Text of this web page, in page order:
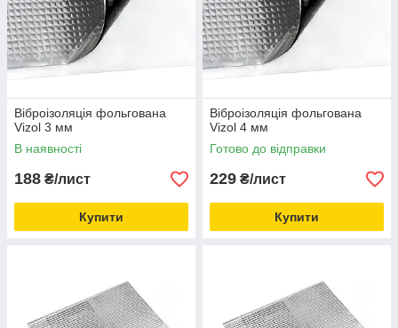
Віброізоляція фольгована
Vizol 3 мм
В наявності
188 ₴/лист
Купити
Віброізоляція фольгована
Vizol 4 мм
Готово до відправки
229 ₴/лист
Купити